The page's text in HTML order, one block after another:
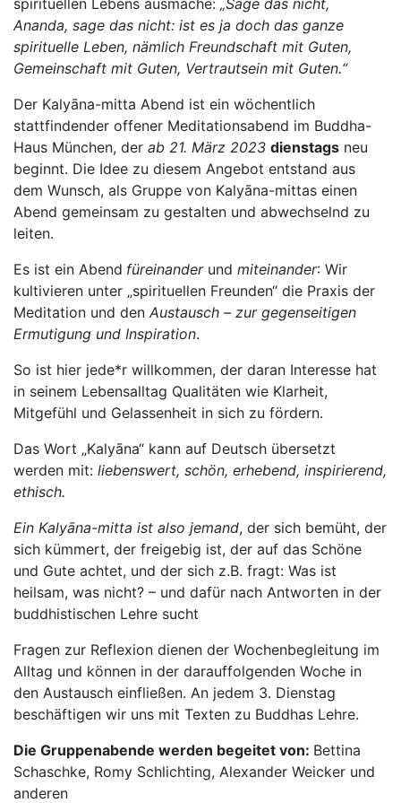
spirituellen Lebens ausmache: „Sage das nicht,
Ananda, sage das nicht: ist es ja doch das ganze
spirituelle Leben, nämlich Freundschaft mit Guten,
Gemeinschaft mit Guten, Vertrautsein mit Guten.“
Der Kalyāna-mitta Abend ist ein wöchentlich
stattfindender offener Meditationsabend im Buddha-
Haus München, der ab 21. März 2023 dienstags neu
beginnt. Die Idee zu diesem Angebot entstand aus
dem Wunsch, als Gruppe von Kalyāna-mittas einen
Abend gemeinsam zu gestalten und abwechselnd zu
leiten.
Es ist ein Abend füreinander und miteinander: Wir
kultivieren unter „spirituellen Freunden“ die Praxis der
Meditation und den Austausch – zur gegenseitigen
Ermutigung und Inspiration.
So ist hier jede*r willkommen, der daran Interesse hat
in seinem Lebensalltag Qualitäten wie Klarheit,
Mitgefühl und Gelassenheit in sich zu fördern.
Das Wort „Kalyāna“ kann auf Deutsch übersetzt
werden mit: liebenswert, schön, erhebend, inspirierend,
ethisch.
Ein Kalyāna-mitta ist also jemand, der sich bemüht, der
sich kümmert, der freigebig ist, der auf das Schöne
und Gute achtet, und der sich z.B. fragt: Was ist
heilsam, was nicht? – und dafür nach Antworten in der
buddhistischen Lehre sucht
Fragen zur Reflexion dienen der Wochenbegleitung im
Alltag und können in der darauffolgenden Woche in
den Austausch einfließen. An jedem 3. Dienstag
beschäftigen wir uns mit Texten zu Buddhas Lehre.
Die Gruppenabende werden begeitet von: Bettina
Schaschke, Romy Schlichting, Alexander Weicker und
anderen